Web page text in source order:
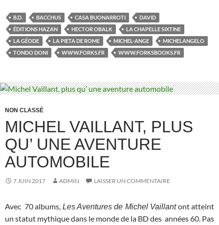
B.D. BACCHUS CASA BUONARROTI
DAVID
ÉDITIONS HAZAN
HECTOR OBALK
LA CHAPELLE SIXTINE
LA GÉODE
LA PIETA DE ROME MICHEL-ANGE
MICHELANGELO
TONDO DONI
WWW.FORKS.FR WWW.FORKSBOOKS.FR
NON CLASSÉ
MICHEL VAILLANT, PLUS
QU’ UNE AVENTURE
AUTOMOBILE
7 JUIN 2017 ADMIN LAISSER UN COMMENTAIRE
Avec 70 albums, Les Aventures de Michel Vaillantont atteint
un statut mythique dans le monde de la BD des années 60. Pas